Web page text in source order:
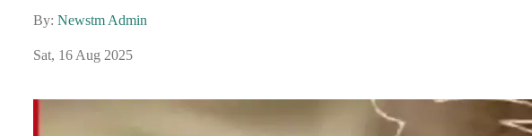
By: Newstm Admin
Sat, 16 Aug 2025